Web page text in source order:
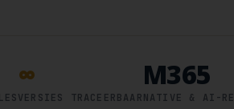
∞
VERSIES TRACEERBAAR
M365
NATIVE & AI-